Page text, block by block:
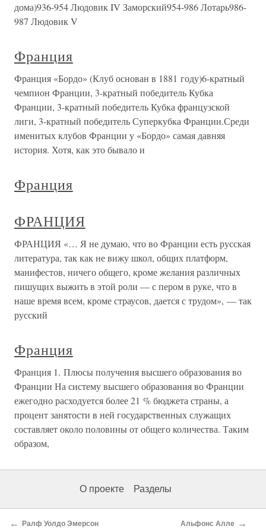
дома)936-954 Людовик IV Заморский954-986 Лотарь986-
987 Людовик V
Франция
Франция «Бордо» (Клуб основан в 1881 году)6-кратный
чемпион Франции, 3-кратный победитель Кубка
Франции, 3-кратный победитель Кубка французской
лиги, 3-кратный победитель Суперкубка Франции.Среди
именитых клубов Франции у «Бордо» самая давняя
история. Хотя, как это бывало и
Франция
ФРАНЦИЯ
ФРАНЦИЯ «… Я не думаю, что во Франции есть русская
литература, так как не вижу школ, общих платформ,
манифестов, ничего общего, кроме желания различных
пишущих выжить в этой роли — с пером в руке, что в
наше время всем, кроме страусов, дается с трудом», — так
русский
Франция
Франция 1. Плюсы получения высшего образования во
Франции На систему высшего образования во Франции
ежегодно расходуется более 21 % бюджета страны, а
процент занятости в ней государственных служащих
составляет около половины от общего количества. Таким
образом,
О проекте Разделы
← Ралф Уолдо Эмерсон Альфонс Алле →